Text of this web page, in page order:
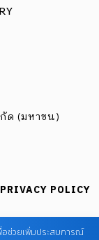
ด (มหาชน)
PRIVACY POLICY
อช่วยเพิ่มประสบการณ์